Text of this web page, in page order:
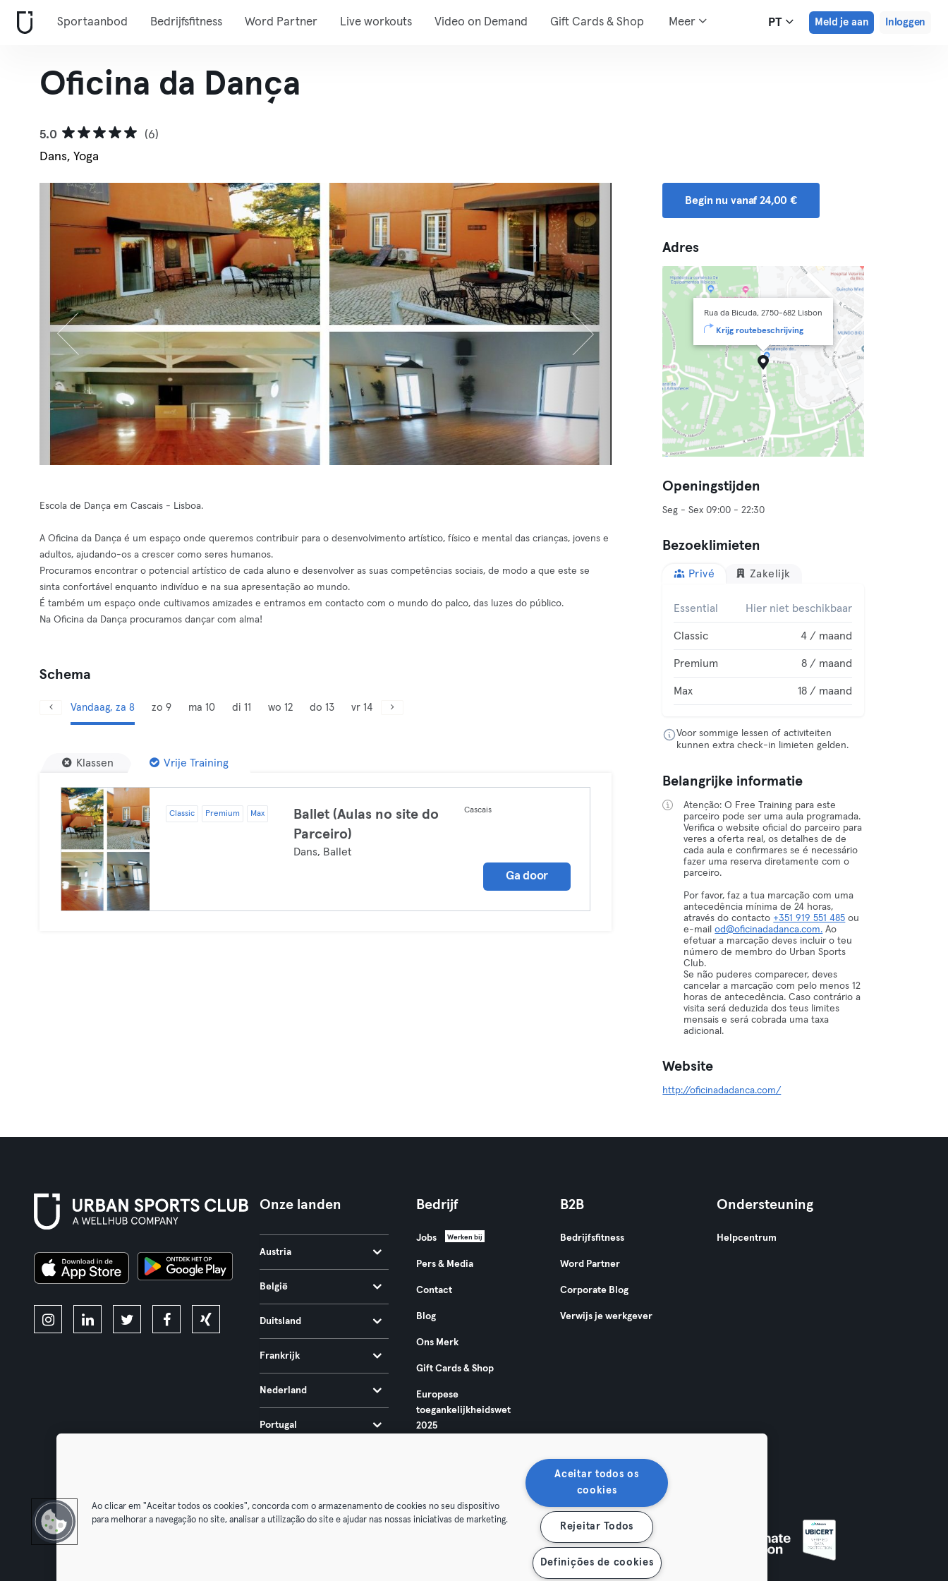
Sportaanbod Bedrijfsfitness Word Partner Live workouts Video on Demand Gift Cards & Shop Meer PT Meld je aan Inloggen
Oficina da Dança
5.0
(6)
Dans, Yoga
Escola de Dança em Cascais - Lisboa.
A Oficina da Dança é um espaço onde queremos contribuir para o desenvolvimento artístico, físico e mental das crianças, jovens e
adultos, ajudando-os a crescer como seres humanos.
Procuramos encontrar o potencial artístico de cada aluno e desenvolver as suas competências sociais, de modo a que este se
sinta confortável enquanto indivíduo e na sua apresentação ao mundo.
É também um espaço onde cultivamos amizades e entramos em contacto com o mundo do palco, das luzes do público.
Na Oficina da Dança procuramos dançar com alma!
Schema
Vandaag, za 8 zo 9 ma 10 di 11 wo 12 do 13 vr 14
Klassen Vrije Training
Classic Premium Max
Ballet (Aulas no site do
Parceiro)
Dans, Ballet
Cascais
Ga door
Begin nu vanaf 24,00 €
Adres
Rua da Bicuda, 2750-682 Lisbon
Krijg routebeschrijving
Openingstijden
Seg - Sex 09:00 - 22:30
Bezoeklimieten
Privé Zakelijk
Essential Hier niet beschikbaar
Classic 4 / maand
Premium 8 / maand
Max 18 / maand
Voor sommige lessen of activiteiten
kunnen extra check-in limieten gelden.
Belangrijke informatie
Atenção: O Free Training para este
parceiro pode ser uma aula programada.
Verifica o website oficial do parceiro para
veres a oferta real, os detalhes de de
cada aula e confirmares se é necessário
fazer uma reserva diretamente com o
parceiro.
Por favor, faz a tua marcação com uma
antecedência mínima de 24 horas,
através do contacto +351 919 551 485 ou
e-mailod@oficinadadanca.com. Ao
efetuar a marcação deves incluir o teu
número de membro do Urban Sports
Club.
Se não puderes comparecer, deves
cancelar a marcação com pelo menos 12
horas de antecedência. Caso contrário a
visita será deduzida dos teus limites
mensais e será cobrada uma taxa
adicional.
Website
http://oficinadadanca.com/
Onze landen
Austria
België
Duitsland
Frankrijk
Nederland
Portugal
Bedrijf
Jobs Werken bij
Pers & Media
Contact
Blog
Ons Merk
Gift Cards & Shop
Europese
toegankelijkheidswet
2025
B2B
Bedrijfsfitness
Word Partner
Corporate Blog
Verwijs je werkgever
Ondersteuning
Helpcentrum
Membership opzeggen
Ao clicar em "Aceitar todos os cookies", concorda com o armazenamento de cookies no seu dispositivo
para melhorar a navegação no site, analisar a utilização do site e ajudar nas nossas iniciativas de marketing.
Aceitar todos os
cookies
Rejeitar Todos
Definições de cookies